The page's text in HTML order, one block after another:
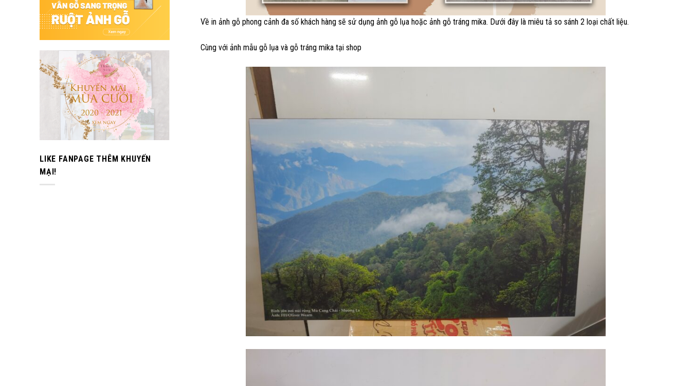
LIKE FANPAGE THÊM KHUYẾN
MẠI!
Về in ảnh gỗ phong cảnh đa số khách hàng sẽ sử dụng ảnh gỗ lụa hoặc ảnh gỗ tráng mika. Dưới đây là miêu tả so sánh 2 loại chất liệu.
Cùng với ảnh mẫu gỗ lụa và gỗ tráng mika tại shop